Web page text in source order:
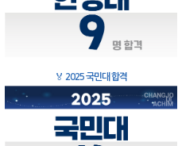
🏅 2025 국민대 합격